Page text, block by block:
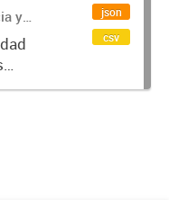
y
json
csv